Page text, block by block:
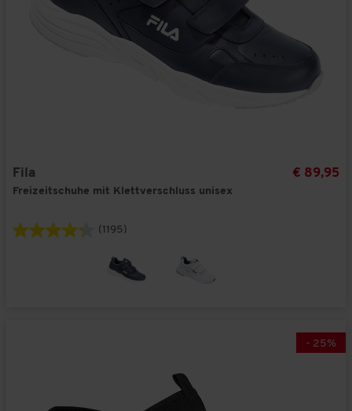
Fila
Freizeitschuhe mit Klettverschluss unisex
€ 89,95
(1195)
- 25%